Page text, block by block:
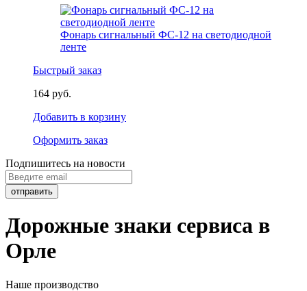
Фонарь сигнальный ФС-12 на светодиодной
ленте
Быстрый заказ
164 руб.
Добавить в корзину
Оформить заказ
Подпишитесь на новости
Дорожные знаки сервиса в
Орле
Наше производство